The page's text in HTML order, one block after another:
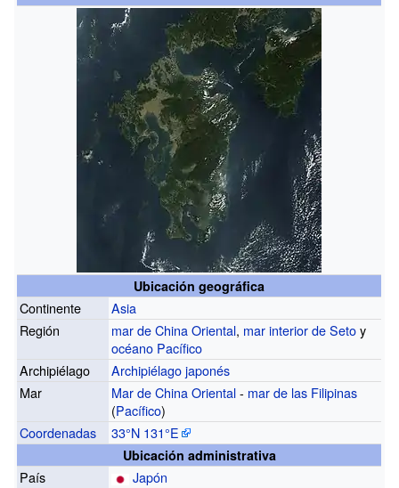
Ubicación geográfica
Continente
Asia
Región
mar de China Oriental, mar interior de Setoy
océano Pacífico
Archipiélago
Archipiélago japonés
Mar
Mar de China Oriental- mar de las Filipinas
(Pacífico)
Coordenadas
33°N 131°E
Ubicación administrativa
País
Japón